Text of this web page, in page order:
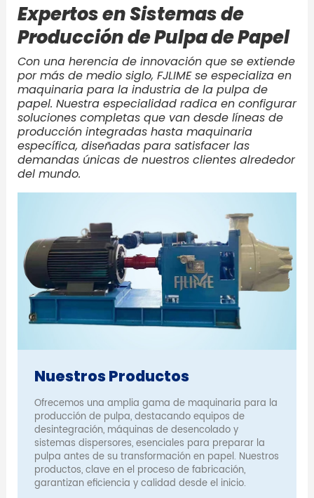
Expertos en Sistemas de
Producción de Pulpa de Papel
Con una herencia de innovación que se extiende
por más de medio siglo, FJLIME se especializa en
maquinaria para la industria de la pulpa de
papel. Nuestra especialidad radica en configurar
soluciones completas que van desde líneas de
producción integradas hasta maquinaria
específica, diseñadas para satisfacer las
demandas únicas de nuestros clientes alrededor
del mundo.
Nuestros Productos
Ofrecemos una amplia gama de maquinaria para la
producción de pulpa, destacando equipos de
desintegración, máquinas de desencolado y
sistemas dispersores, esenciales para preparar la
pulpa antes de su transformación en papel. Nuestros
productos, clave en el proceso de fabricación,
garantizan eficiencia y calidad desde el inicio.